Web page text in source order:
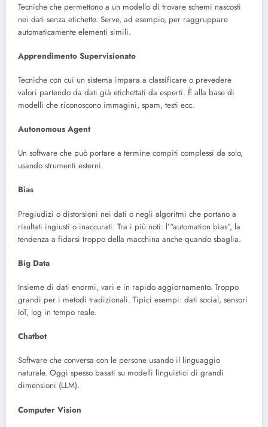
Tecniche che permettono a un modello di trovare schemi nascosti
nei dati senza etichette. Serve, ad esempio, per raggruppare
automaticamente elementi simili.
Apprendimento Supervisionato
Tecniche con cui un sistema impara a classificare o prevedere
valori partendo da dati già etichettati da esperti. È alla base di
modelli che riconoscono immagini, spam, testi ecc.
Autonomous Agent
Un software che può portare a termine compiti complessi da solo,
usando strumenti esterni.
Bias
Pregiudizi o distorsioni nei dati o negli algoritmi che portano a
risultati ingiusti o inaccurati. Tra i più noti: l’“automation bias”, la
tendenza a fidarsi troppo della macchina anche quando sbaglia.
Big Data
Insieme di dati enormi, vari e in rapido aggiornamento. Troppo
grandi per i metodi tradizionali. Tipici esempi: dati social, sensori
IoT, log in tempo reale.
Chatbot
Software che conversa con le persone usando il linguaggio
naturale. Oggi spesso basati su modelli linguistici di grandi
dimensioni (LLM).
Computer Vision